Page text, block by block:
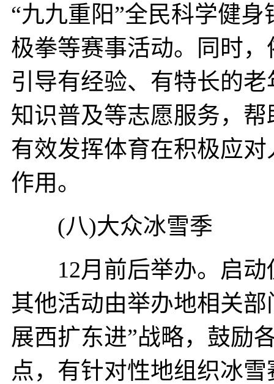
“九九重阳”全民科学健
极拳等赛事活动。同时
引导有经验、有特长的
知识普及等志愿服务，
有效发挥体育在积极应
作用。
(八)大众冰雪季
12月前后举办。启动
其他活动由举办地相关
展西扩东进”战略，鼓励
点，有针对性地组织冰